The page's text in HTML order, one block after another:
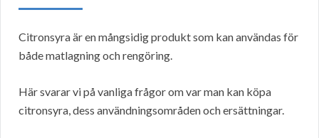
Citronsyra är en mångsidig produkt som kan användas för
både matlagning och rengöring.
Här svarar vi på vanliga frågor om var man kan köpa
citronsyra, dess användningsområden och ersättningar.